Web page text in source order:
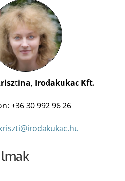
Irodakukac Kft.
+36 30 992 96 26